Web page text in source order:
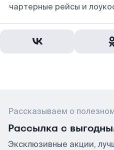
чартерные рейсы и
Рассказываем о
Рассылка с
Эксклюзивные акции,